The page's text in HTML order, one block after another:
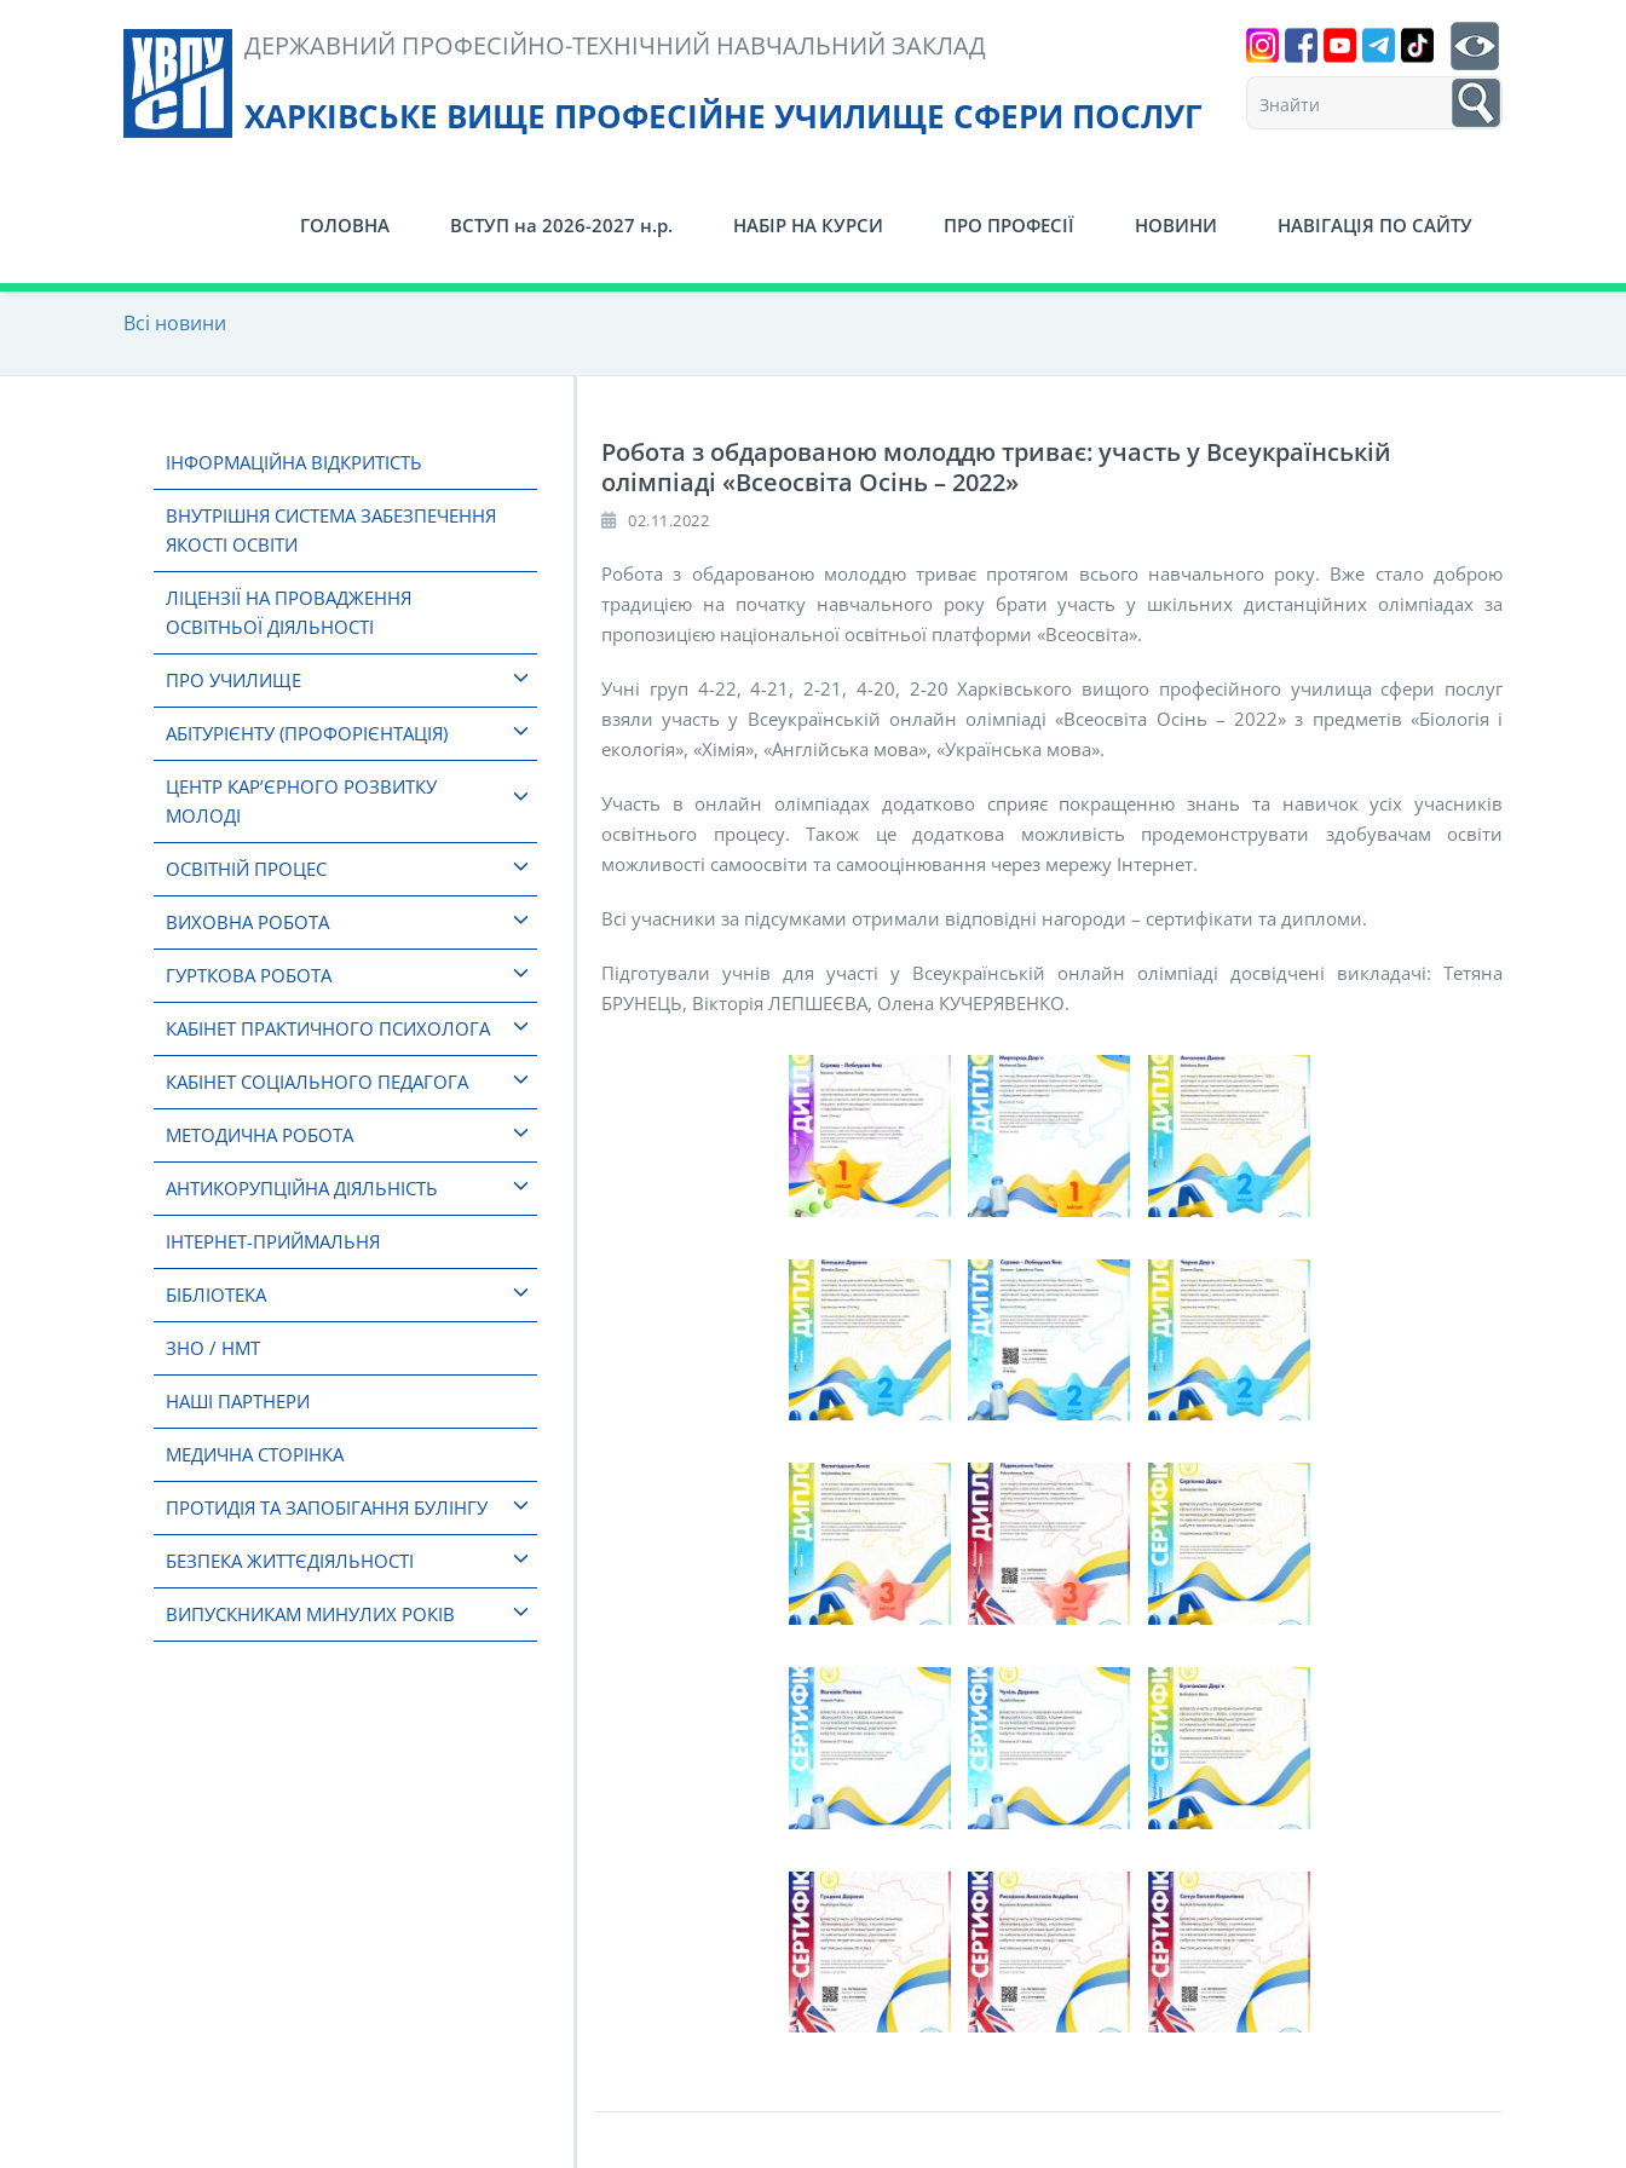
ХАРКІВСЬКЕ ВИЩЕ ПРОФЕСІЙНЕ УЧИЛИЩЕ СФЕРИ ПОСЛУГ
ДЕРЖАВНИЙ ПРОФЕСІЙНО-ТЕХНІЧНИЙ НАВЧАЛЬНИЙ ЗАКЛАД
1
ГОЛОВНА ВСТУП на 2026-2027 н.р. НАБІР НА КУРСИ ПРО ПРОФЕСІЇ НОВИНИ НАВІГАЦІЯ ПО САЙТУ
Всі новини
ІНФОРМАЦІЙНА ВІДКРИТІСТЬ
ВНУТРІШНЯ СИСТЕМА ЗАБЕЗПЕЧЕННЯ
ЯКОСТІ ОСВІТИ
ЛІЦЕНЗІЇ НА ПРОВАДЖЕННЯ
ОСВІТНЬОЇ ДІЯЛЬНОСТІ
ПРО УЧИЛИЩЕ
АБІТУРІЄНТУ (ПРОФОРІЄНТАЦІЯ)
ЦЕНТР КАР’ЄРНОГО РОЗВИТКУ
МОЛОДІ
ОСВІТНІЙ ПРОЦЕС
ВИХОВНА РОБОТА
ГУРТКОВА РОБОТА
КАБІНЕТ ПРАКТИЧНОГО ПСИХОЛОГА
КАБІНЕТ СОЦІАЛЬНОГО ПЕДАГОГА
МЕТОДИЧНА РОБОТА
АНТИКОРУПЦІЙНА ДІЯЛЬНІСТЬ
ІНТЕРНЕТ-ПРИЙМАЛЬНЯ
БІБЛІОТЕКА
ЗНО / НМТ
НАШІ ПАРТНЕРИ
МЕДИЧНА СТОРІНКА
ПРОТИДІЯ ТА ЗАПОБІГАННЯ БУЛІНГУ
БЕЗПЕКА ЖИТТЄДІЯЛЬНОСТІ
ВИПУСКНИКАМ МИНУЛИХ РОКІВ
Робота з обдарованою молоддю триває: участь у Всеукраїнській
олімпіаді «Всеосвіта Осінь – 2022»
02.11.2022
Робота з обдарованою молоддю триває протягом всього навчального року. Вже стало доброю
традицією на початку навчального року брати участь у шкільних дистанційних олімпіадах за
пропозицією національної освітньої платформи «Всеосвіта».
Учні груп 4-22, 4-21, 2-21, 4-20, 2-20 Харківського вищого професійного училища сфери послуг
взяли участь у Всеукраїнській онлайн олімпіаді «Всеосвіта Осінь – 2022» з предметів «Біологія і
екологія», «Хімія», «Англійська мова», «Українська мова».
Участь в онлайн олімпіадах додатково сприяє покращенню знань та навичок усіх учасників
освітнього процесу. Також це додаткова можливість продемонструвати здобувачам освіти
можливості самоосвіти та самооцінювання через мережу Інтернет.
Всі учасники за підсумками отримали відповідні нагороди – сертифікати та дипломи.
Підготували учнів для участі у Всеукраїнській онлайн олімпіаді досвідчені викладачі: Тетяна
БРУНЕЦЬ, Вікторія ЛЕПШЕЄВА, Олена КУЧЕРЯВЕНКО.